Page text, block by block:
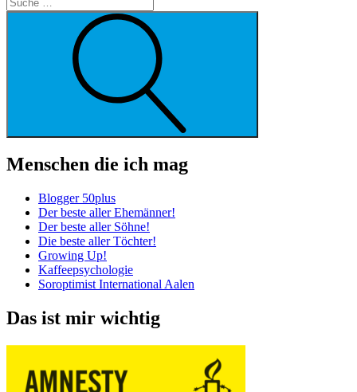
Menschen die ich mag
Blogger 50plus
Der beste aller Ehemänner!
Der beste aller Söhne!
Die beste aller Töchter!
Growing Up!
Kaffeepsychologie
Soroptimist International Aalen
Das ist mir wichtig